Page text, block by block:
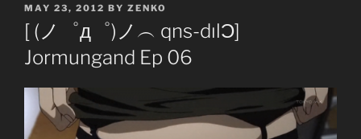
POSTED
ON
MAY 23, 2012 BY ZENKO
[ (ノ゜д゜)ノ︵ qns-dılƆ]
Jormungand Ep 06